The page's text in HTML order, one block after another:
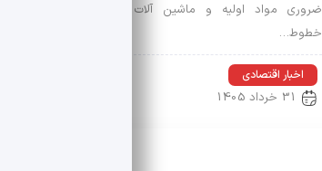
ضروری مواد اولیه و ماشین آلات
خطوط…
اخبار اقتصادی
31 خرداد 1405